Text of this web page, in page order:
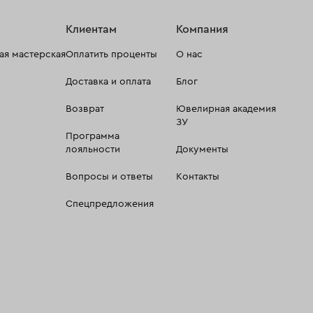
мастерская
Клиентам
Оплатить проценты
Доставка и оплата
Возврат
Программа
лояльности
Вопросы и ответы
Спецпредложения
Компания
О нас
Блог
Ювелирная академия
ЗУ
Документы
Контакты